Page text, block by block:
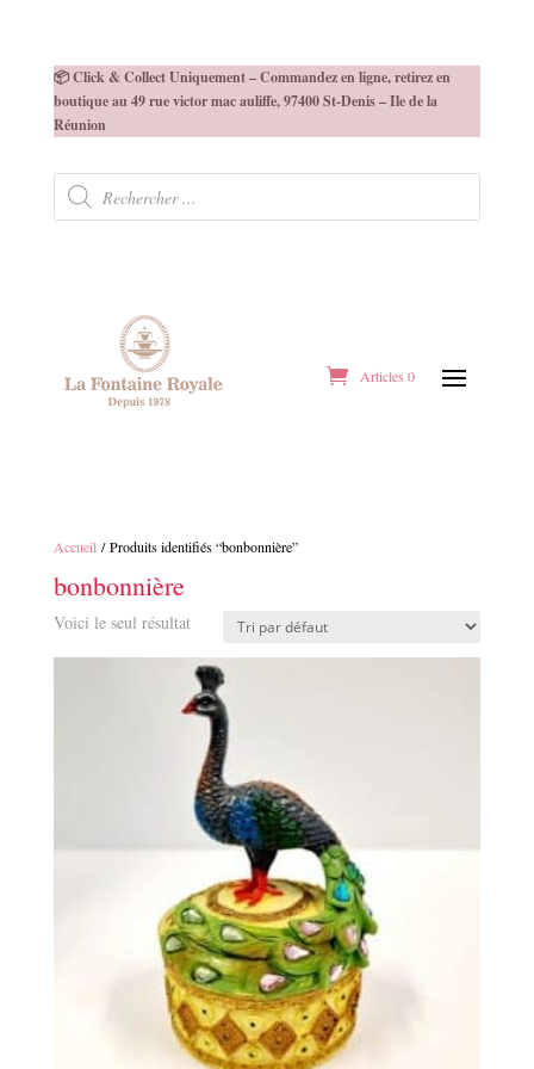
📦 Click & Collect Uniquement – Commandez en ligne, retirez en
boutique au 49 rue victor mac auliffe, 97400 St-Denis – Ile de la
Réunion
Recherche
produits
Articles 0
Accueil / Produits identifiés “bonbonnière”
bonbonnière
Voici le seul résultat